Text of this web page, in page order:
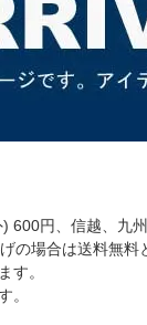
600円、信越、九
の場合は送料無料
す。
。